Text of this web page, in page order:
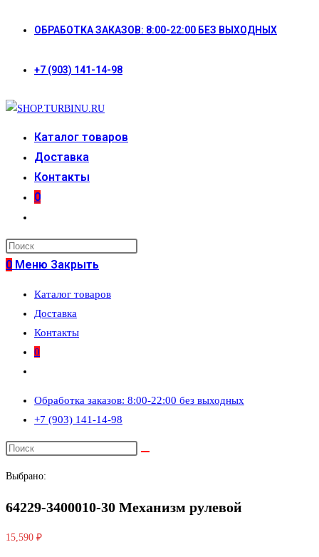
ОБРАБОТКА ЗАКАЗОВ: 8:00-22:00 БЕЗ ВЫХОДНЫХ
+7 (903) 141-14-98
Каталог товаров
Доставка
Контакты
0
поиск
по
сайту
0 Меню Закрыть
Каталог товаров
Доставка
Контакты
0
по
веб-
сайту
Обработка заказов: 8:00-22:00 без выходных
+7 (903) 141-14-98
Выбрано:
64229-3400010-30 Механизм рулевой
15,590 ₽